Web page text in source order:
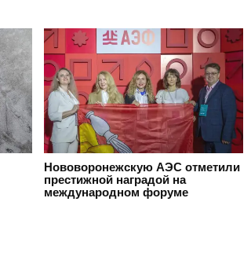
Нововоронежскую АЭС отметили
престижной наградой на
международном форуме